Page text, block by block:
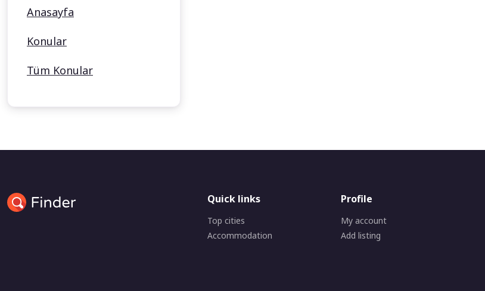
Anasayfa
Konular
Tüm Konular
Quick links
Top cities
Accommodation
Profile
My account
Add listing